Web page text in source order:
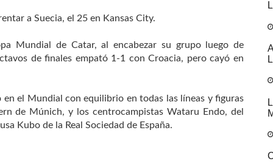
a Suecia, el 25 en Kansas City.
Mundial de Catar, al encabezar su grupo luego de
de finales empató 1-1 con Croacia, pero cayó en
en el Mundial con equilibrio en todas las líneas y figuras
de Múnich, y los centrocampistas Wataru Endo, del
Kubo de la Real Sociedad de España.